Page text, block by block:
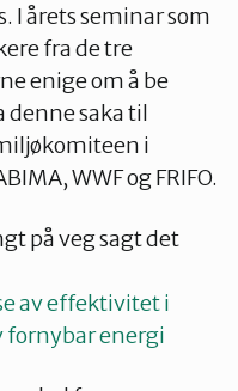
I årets seminar som
fra de tre
enige om å be
saka til
i
WWF og FRIFO.
på veg sagt det
av effektivitet i
fornybar energi